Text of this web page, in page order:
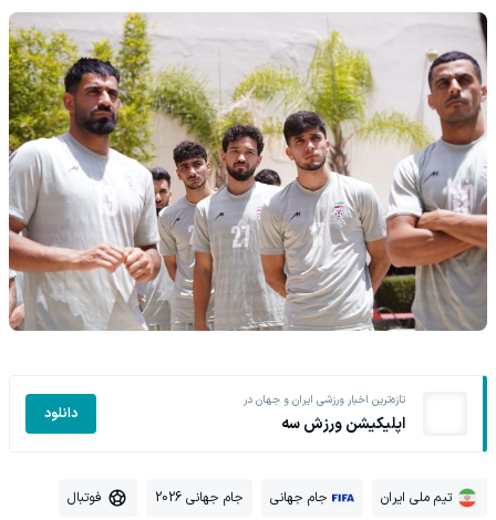
تازه‌ترین اخبار ورزشی ایران و جهان در
اپلیکیشن ورزش سه دانلود
تیم ملی ایران جام جهانی جام جهانی 2026 فوتبال